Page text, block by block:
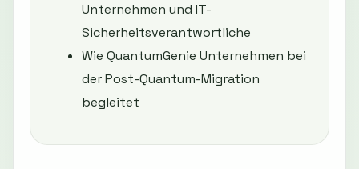
Unternehmen und IT-
Sicherheitsverantwortliche
Wie QuantumGenie Unternehmen bei
der Post-Quantum-Migration
begleitet